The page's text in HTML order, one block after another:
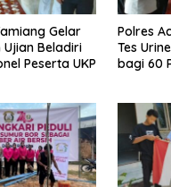
Gelar
Ujian Beladiri
Peserta UKP
Polres
Tes
bagi 60